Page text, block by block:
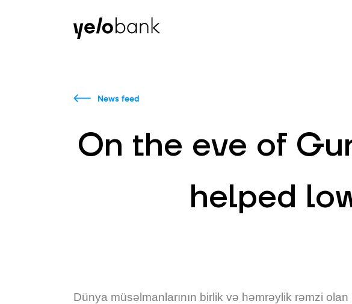
News feed
On the eve of
helped
Dünya müsəlmanlarının birlik və həmrəylik rəmzi